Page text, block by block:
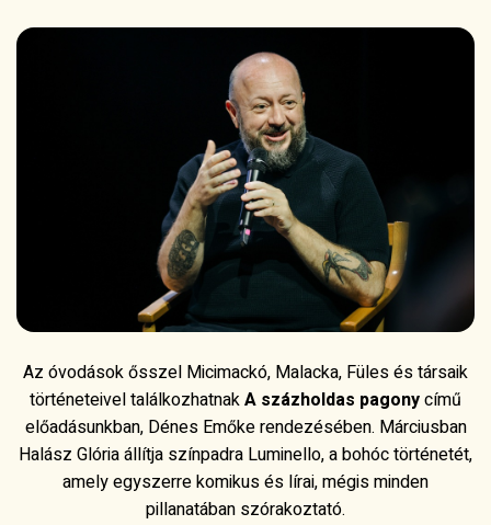
Az óvodások ősszel Micimackó, Malacka, Füles és társaik
történeteivel találkozhatnakA százholdas pagonycímű
előadásunkban, Dénes Emőke rendezésében. Márciusban
Halász Glória állítja színpadra Luminello, a bohóc történetét,
amely egyszerre komikus és lírai, mégis minden
pillanatában szórakoztató.